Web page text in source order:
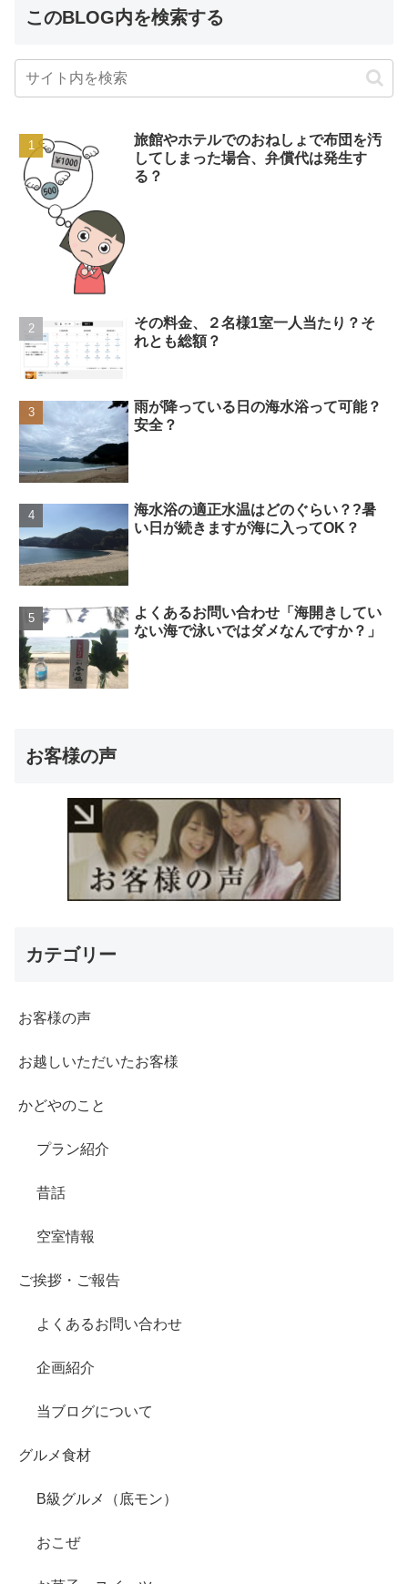
このBLOG内を検索する
旅館やホテルでのおねしょで布団を汚
してしまった場合、弁償代は発生す
る？
その料金、２名様1室一人当たり？そ
れとも総額？
雨が降っている日の海水浴って可能？
安全？
海水浴の適正水温はどのぐらい？?暑
い日が続きますが海に入ってOK？
よくあるお問い合わせ「海開きしてい
ない海で泳いではダメなんですか？」
お客様の声
カテゴリー
お客様の声
お越しいただいたお客様
かどやのこと
プラン紹介
昔話
空室情報
ご挨拶・ご報告
よくあるお問い合わせ
企画紹介
当ブログについて
グルメ食材
B級グルメ（底モン）
おこぜ